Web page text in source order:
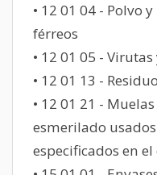
• 12 01 04 - Polvo
férreos
• 12 01 05 -
• 12 01 13 -
• 12 01 21 -
esmerilado
especificados en